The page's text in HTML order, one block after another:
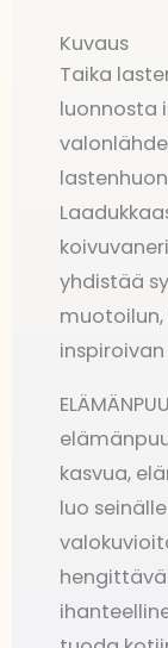
Kuvaus
Taika
luonnosta
yhdistää
kasvua,
luo